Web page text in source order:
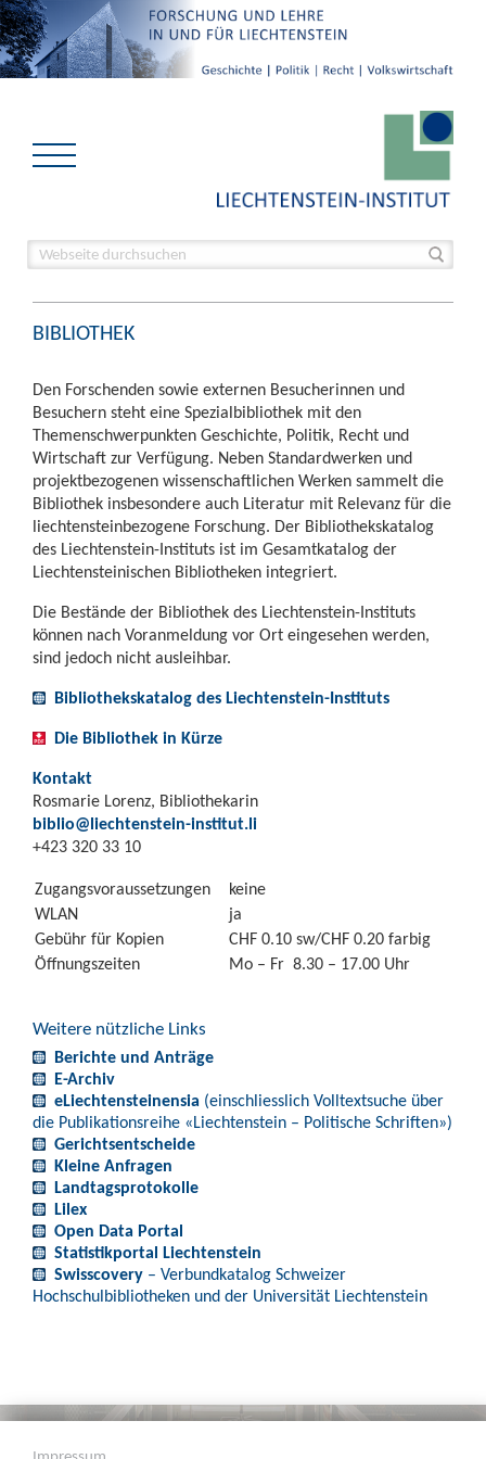
BIBLIOTHEK
Den Forschenden sowie externen Besucherinnen und
Besuchern steht eine Spezialbibliothek mit den
Themenschwerpunkten Geschichte, Politik, Recht und
Wirtschaft zur Verfügung. Neben Standardwerken und
projektbezogenen wissenschaftlichen Werken sammelt die
Bibliothek insbesondere auch Literatur mit Relevanz für die
liechtensteinbezogene Forschung. Der Bibliothekskatalog
des Liechtenstein-Instituts ist im Gesamtkatalog der
Liechtensteinischen Bibliotheken integriert.
Die Bestände der Bibliothek des Liechtenstein-Instituts
können nach Voranmeldung vor Ort eingesehen werden,
sind jedoch nicht ausleihbar.
Bibliothekskatalog des Liechtenstein-Instituts
Die Bibliothek in Kürze
Kontakt
Rosmarie Lorenz, Bibliothekarin
biblio@liechtenstein-institut.li
+423 320 33 10
Zugangsvoraussetzungen
keine
WLAN
ja
Gebühr für Kopien
CHF 0.10 sw/CHF 0.20 farbig
Öffnungszeiten
Mo – Fr 8.30 – 17.00 Uhr
Weitere nützliche Links
Berichte und Anträge
E-Archiv
eLiechtensteinensia (einschliesslich Volltextsuche über
die Publikationsreihe «Liechtenstein – Politische Schriften»)
Gerichtsentscheide
Kleine Anfragen
Landtagsprotokolle
Lilex
Open Data Portal
Statistikportal Liechtenstein
Swisscovery – Verbundkatalog Schweizer
Hochschulbibliotheken und der Universität Liechtenstein